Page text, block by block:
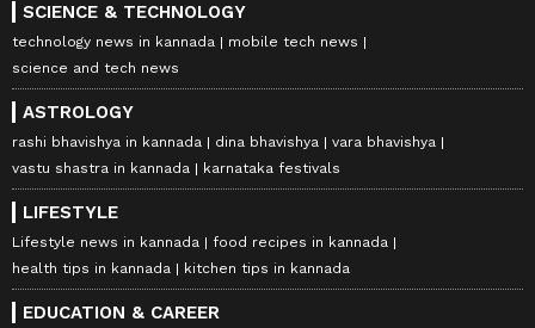
SCIENCE & TECHNOLOGY
technology news in kannada
mobile tech news
science and tech news
ASTROLOGY
rashi bhavishya in kannada dina bhavishya
vara bhavishya
vastu shastra in kannada
karnataka festivals
LIFESTYLE
Lifestyle news in kannada
food recipes in kannada
health tips in kannada
kitchen tips in kannada
EDUCATION & CAREER